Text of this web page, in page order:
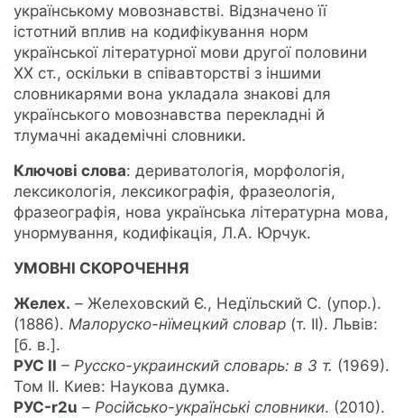
українському мовознавстві. Відзначено її
істотний вплив на кодифікування норм
української літературної мови другої половини
ХХ ст., оскільки в співавторстві з іншими
словникарями вона укладала знакові для
українського мовознавства перекладні й
тлумачні академічні словники.
Ключові слова: дериватологія, морфологія,
лексикологія, лексикографія, фразеологія,
фразеографія, нова українська літературна мова,
унормування, кодифікація, Л.А. Юрчук.
УМОВНІ СКОРОЧЕННЯ
Желех. – Желеховский Є., Недїльский С. (упор.).
(1886). Малоруско-нїмецкий словар (т. ІІ). Львів:
[б. в.].
РУС ІІ – Русско-украинский словарь: в 3 т. (1969).
Том ІІ. Киев: Наукова думка.
РУС-r2u – Російсько-українські словники. (2010).